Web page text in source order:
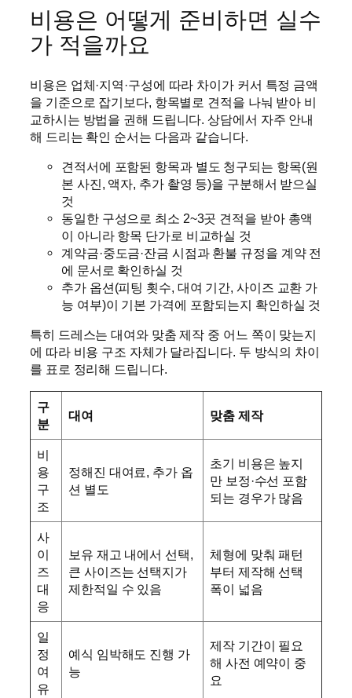
비용은 어떻게 준비하면 실수
가 적을까요
비용은 업체·지역·구성에 따라 차이가 커서 특정 금액
을 기준으로 잡기보다, 항목별로 견적을 나눠 받아 비
교하시는 방법을 권해 드립니다. 상담에서 자주 안내
해 드리는 확인 순서는 다음과 같습니다.
견적서에 포함된 항목과 별도 청구되는 항목(원
본 사진, 액자, 추가 촬영 등)을 구분해서 받으실
것
동일한 구성으로 최소 2~3곳 견적을 받아 총액
이 아니라 항목 단가로 비교하실 것
계약금·중도금·잔금 시점과 환불 규정을 계약 전
에 문서로 확인하실 것
추가 옵션(피팅 횟수, 대여 기간, 사이즈 교환 가
능 여부)이 기본 가격에 포함되는지 확인하실 것
특히 드레스는 대여와 맞춤 제작 중 어느 쪽이 맞는지
에 따라 비용 구조 자체가 달라집니다. 두 방식의 차이
를 표로 정리해 드립니다.
구
분
대여 맞춤 제작
비
용
구
조
정해진 대여료, 추가 옵
션 별도
초기 비용은 높지
만 보정·수선 포함
되는 경우가 많음
사
이
즈
대
응
보유 재고 내에서 선택,
큰 사이즈는 선택지가
제한적일 수 있음
체형에 맞춰 패턴
부터 제작해 선택
폭이 넓음
일
정
여
유
예식 임박해도 진행 가
능
제작 기간이 필요
해 사전 예약이 중
요